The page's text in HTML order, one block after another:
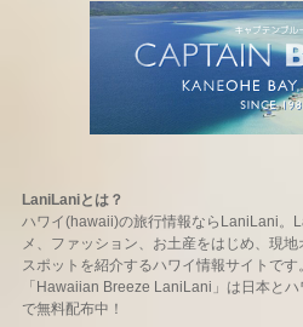
LaniLaniとは？
ハワイ(hawaii)の旅行情報ならLaniLani。
メ、ファッション、お土産をはじめ、現
スポットを紹介するハワイ情報サイトです
「Hawaiian Breeze LaniLani」は日本と
で無料配布中！